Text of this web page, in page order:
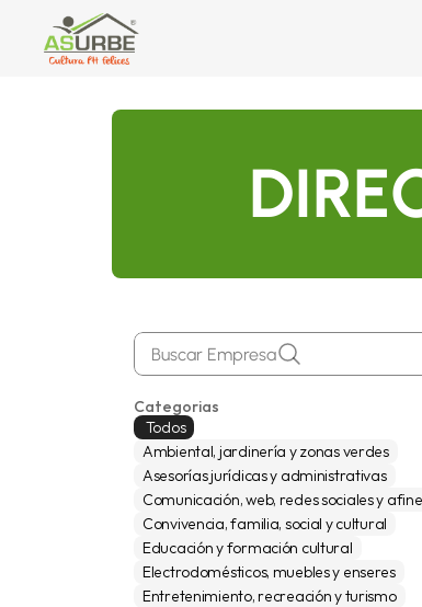
Buscar Empresa
Categorias
Todos
Ambiental, jardinería y zonas verdes
Asesorías jurídicas y administrativas
Comunicación, web, redes sociales y
Convivencia, familia, social y cultural
Educación y formación cultural
Electrodomésticos, muebles y enseres
Entretenimiento, recreación y turismo